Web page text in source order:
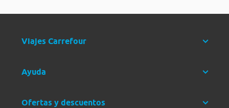
Viajes Carrefour
Ayuda
Ofertas y descuentos